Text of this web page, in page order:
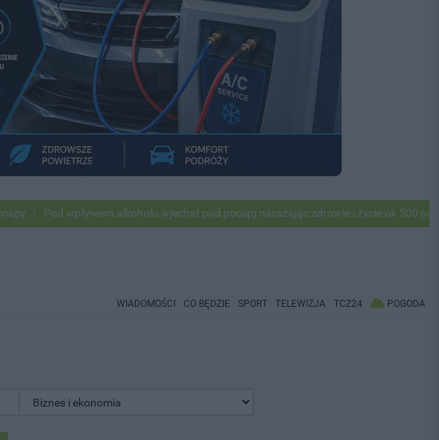
Pod wpływem alkoholu wjechał pod pociąg narażając zdrowie i życie ok 500
WIADOMOŚCI CO BĘDZIE SPORT TELEWIZJA TCZ24 POGODA